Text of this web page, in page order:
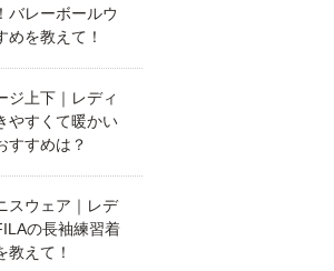
バレーボールウ
めを教えて！
ジ上下｜レディ
やすくて暖かい
すすめは？
スウェア｜レデ
の長袖練習着
教えて！